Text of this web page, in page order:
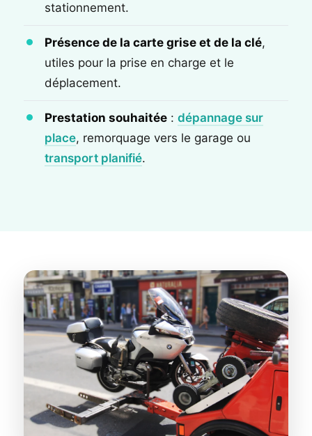
stationnement.
Présence de la carte grise et de la clé,
utiles pour la prise en charge et le
déplacement.
Prestation souhaitée : dépannage sur
place, remorquage vers le garage ou
transport planifié.